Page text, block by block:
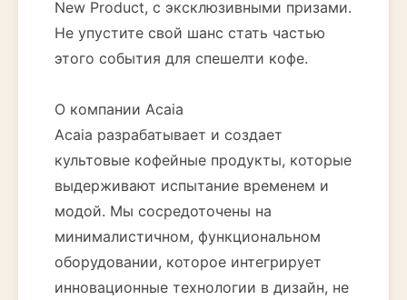
New Product, с эксклюзивными призами.
Не упустите свой шанс стать частью
этого события для спешелти кофе.
О компании Acaia
Acaia разрабатывает и создает
культовые кофейные продукты, которые
выдерживают испытание временем и
модой. Мы сосредоточены на
минималистичном, функциональном
оборудовании, которое интегрирует
инновационные технологии в дизайн, не